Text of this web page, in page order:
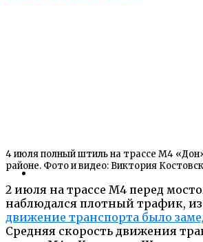
4 июля полный штиль на трассе М4
районе. Фото и видео: Виктория
2 июля на трассе М4 перед
наблюдался плотный трафик,
движение транспорта было
Средняя скорость движения